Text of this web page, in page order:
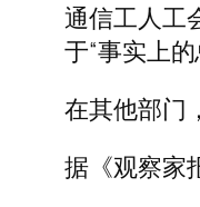
通信工人工
于“事实上
在其他部门
据《观察家